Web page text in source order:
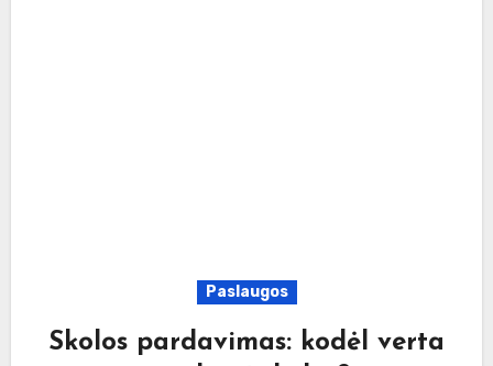
Paslaugos
Skolos pardavimas: kodėl verta